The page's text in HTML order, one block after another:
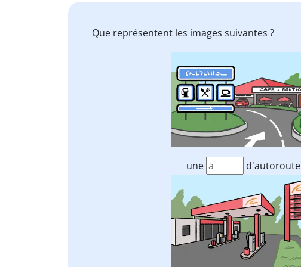
Que représentent les images suivantes ?
une d'autoroute